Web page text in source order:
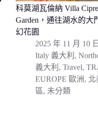
科莫湖瓦倫納 Villa
Garden，通往湖水的大
幻花園
2025 年 11 月 10 日
Italy 義大利 ,
義大利 , Travel,
EUROPE 歐洲, 北
區, 未分類